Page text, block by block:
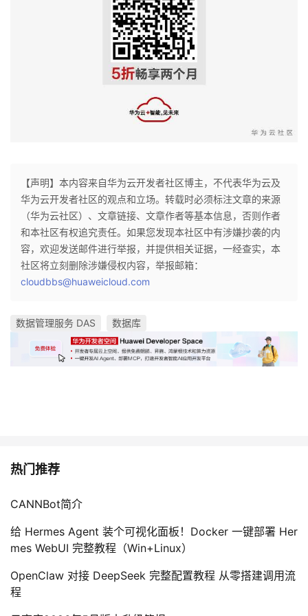
【声明】本内容来自华为云开发者社区博主，不代表华为云及
华为云开发者社区的观点和立场。转载时必须标注文章的来源
（华为云社区）、文章链接、文章作者等基本信息，否则作者
和本社区有权追究责任。如果您发现本社区中有涉嫌抄袭的内
容，欢迎发送邮件进行举报，并提供相关证据，一经查实，本
社区将立刻删除涉嫌侵权内容，举报邮箱：
cloudbbs@huaweicloud.com
数据管理服务 DAS 数据库
热门推荐
CANNBot简介
给 Hermes Agent 装个可视化面板！Docker 一键部署 Her
mes WebUI 完整教程（Win+Linux）
OpenClaw 对接 DeepSeek 完整配置教程 从零搭建调用流
程